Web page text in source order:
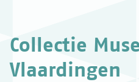
Collectie
Vlaardingen